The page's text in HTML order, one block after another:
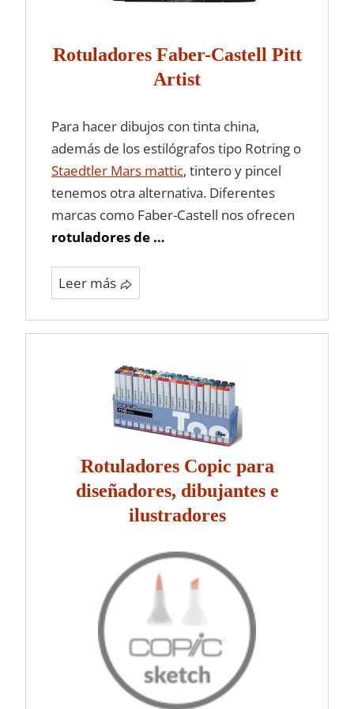
Rotuladores Faber-Castell Pitt
Artist
Para hacer dibujos con tinta china,
además de los estilógrafos tipo Rotring o
Staedtler Mars mattic, tintero y pincel
tenemos otra alternativa. Diferentes
marcas como Faber-Castell nos ofrecen
rotuladores de …
Leer más
Rotuladores Copic para
diseñadores, dibujantes e
ilustradores